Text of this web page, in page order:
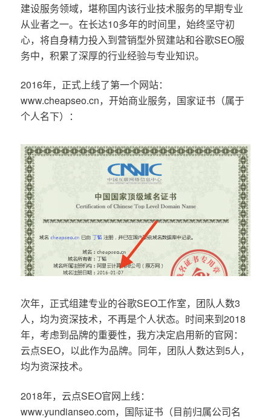
建设服务领域，堪称国内该行业技术服务的早期专业
从业者之一。在长达10多年的时间里，始终坚守初
心，将自身精力投入到营销型外贸建站和谷歌SEO服
务中，积累了深厚的行业经验与专业知识。
2016年，正式上线了第一个网站：
www.cheapseo.cn，开始商业服务，国家证书（属于
个人名下）：
次年，正式组建专业的谷歌SEO工作室，团队人数3
人，均为资深技术，不再是个人状态。时间来到2018
年，考虑到品牌的重要性，我方决定启用新的官网：
云点SEO，以此作为品牌。同年，团队人数达到5人，
均为资深技术。
2018年，云点SEO官网上线：
www.yundianseo.com，国际证书（目前归属公司名